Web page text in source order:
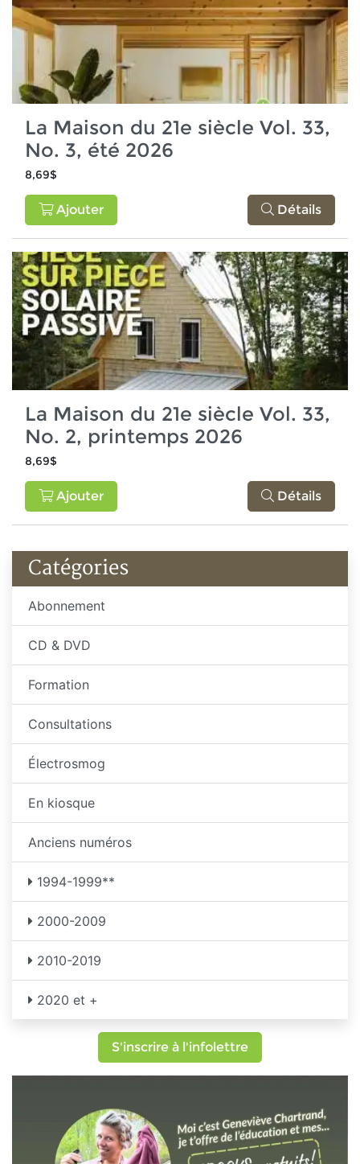
La Maison du 21e siècle Vol. 33,
No. 3, été 2026
8,69$
Ajouter Détails
La Maison du 21e siècle Vol. 33,
No. 2, printemps 2026
8,69$
Ajouter Détails
Catégories
Abonnement
CD & DVD
Formation
Consultations
Électrosmog
En kiosque
Anciens numéros
1994-1999**
2000-2009
2010-2019
2020 et +
S'inscrire à l'infolettre